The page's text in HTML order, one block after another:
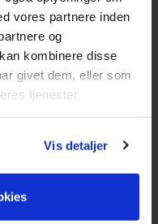
vores partnere inden
og
kombinere disse
givet dem, eller som
tjenester.
Vis detaljer